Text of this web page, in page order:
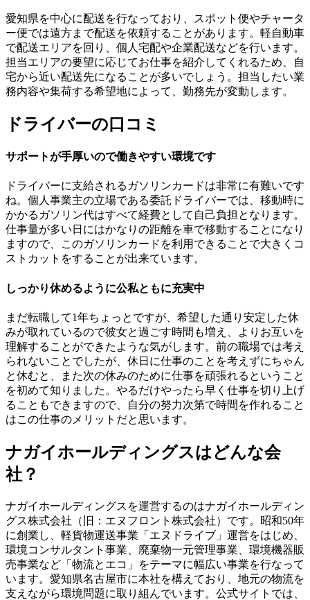
愛知県を中心に配送を行なっており、スポット便やチャータ
ー便では遠方まで配送を依頼することがあります。軽自動車
で配送エリアを回り、個人宅配や企業配送などを行います。
担当エリアの要望に応じてお仕事を紹介してくれるため、自
宅から近い配送先になることが多いでしょう。担当したい業
務内容や集荷する希望地によって、勤務先が変動します。
ドライバーの口コミ
サポートが手厚いので働きやすい環境です
ドライバーに支給されるガソリンカードは非常に有難いです
ね。個人事業主の立場である委託ドライバーでは、移動時に
かかるガソリン代はすべて経費として自己負担となります。
仕事量が多い日にはかなりの距離を車で移動することになり
ますので、このガソリンカードを利用できることで大きくコ
ストカットをすることが出来ています。
しっかり休めるように公私ともに充実中
まだ転職して1年ちょっとですが、希望した通り安定した休
みが取れているので彼女と過ごす時間も増え、よりお互いを
理解することができたような気がします。前の職場では考え
られないことでしたが、休日に仕事のことを考えずにちゃん
と休むと、また次の休みのために仕事を頑張れるということ
を初めて知りました。やるだけやったら早く仕事を切り上げ
ることもできますので、自分の努力次第で時間を作れること
はこの仕事のメリットだと思います。
ナガイホールディングスはどんな会
社？
ナガイホールディングスを運営するのはナガイホールディン
グス株式会社（旧：エヌフロント株式会社）です。昭和50年
に創業し、軽貨物運送事業「エヌドライブ」運営をはじめ、
環境コンサルタント事業、廃棄物一元管理事業、環境機器販
売事業など「物流とエコ」をテーマに幅広い事業を行なって
います。愛知県名古屋市に本社を構えており、地元の物流を
支えながら環境問題に取り組んでいます。公式サイトでは、